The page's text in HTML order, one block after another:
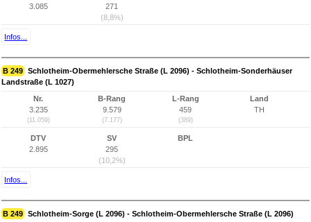
3.085
271
(8,8%)
Infos...
B 249 Schlotheim-Obermehlersche Straße (L 2096) - Schlotheim-Sonderhäuser
Landstraße (L 1027)
Nr.
3.235
(11.059)
B-Rang
9.579
(7.177)
L-Rang
459
(389)
Land
TH
DTV
2.895
SV
295
(10,2%)
BPL
Infos...
B 249 Schlotheim-Sorge (L 2096) - Schlotheim-Obermehlersche Straße (L 2096)